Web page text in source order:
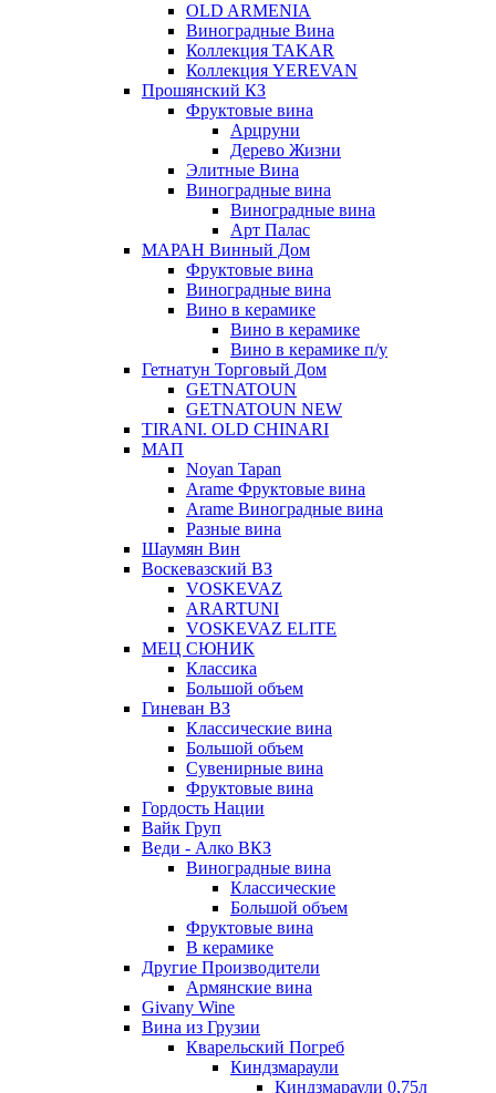
OLD ARMENIA
Виноградные Вина
Коллекция TAKAR
Коллекция YEREVAN
Прошянский КЗ
Фруктовые вина
Арцруни
Дерево Жизни
Элитные Вина
Виноградные вина
Виноградные вина
Арт Палас
МАРАН Винный Дом
Фруктовые вина
Виноградные вина
Вино в керамике
Вино в керамике
Вино в керамике п/у
Гетнатун Торговый Дом
GETNATOUN
GETNATOUN NEW
TIRANI. OLD CHINARI
МАП
Noyan Tapan
Arame Фруктовые вина
Arame Виноградные вина
Разные вина
Шаумян Вин
Воскевазский ВЗ
VOSKEVAZ
ARARTUNI
VOSKEVAZ ELITE
МЕЦ СЮНИК
Классика
Большой объем
Гиневан ВЗ
Классические вина
Большой объем
Сувенирные вина
Фруктовые вина
Гордость Нации
Вайк Груп
Веди - Алко ВКЗ
Виноградные вина
Классические
Большой объем
Фруктовые вина
В керамике
Другие Производители
Армянские вина
Givany Wine
Вина из Грузии
Кварельский Погреб
Киндзмараули
Киндзмараули 0,75л